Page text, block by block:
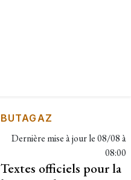
BUTAGAZ
Dernière mise à jour le08/08 à
08:00
Textes officiels pour la